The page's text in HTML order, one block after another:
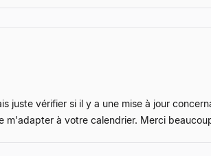
juste vérifier si il y a une mise à jour
à votre calendrier. Merci